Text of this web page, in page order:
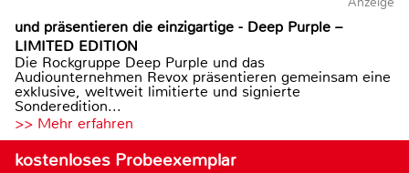
und präsentieren die einzigartige - Deep Purple –
LIMITED EDITION
Die Rockgruppe Deep Purple und das
Audiounternehmen Revox präsentieren gemeinsam eine
exklusive, weltweit limitierte und signierte
Sonderedition...
>> Mehr erfahren
kostenloses Probeexemplar